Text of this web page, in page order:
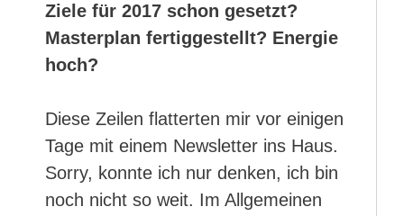
Ziele für 2017 schon gesetzt?
Masterplan fertiggestellt? Energie
hoch?
Diese Zeilen flatterten mir vor einigen
Tage mit einem Newsletter ins Haus.
Sorry, konnte ich nur denken, ich bin
noch nicht so weit. Im Allgemeinen